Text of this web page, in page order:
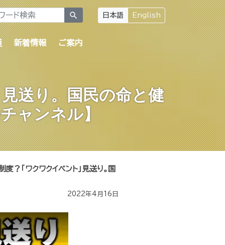
search 日本語 English
新着情報 ご案内
送り。国民の命と健
ャンネル】
？「ワクワクイベント」見送り。国
2022年4月16日